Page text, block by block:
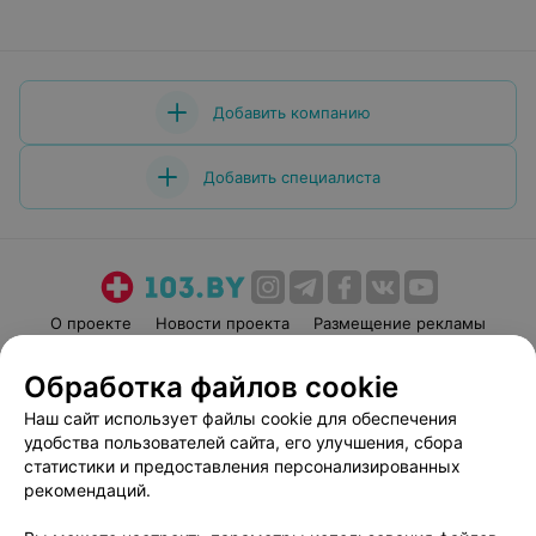
Добавить компанию
Добавить специалиста
О проекте Новости проекта
Размещение рекламы
Пользовательское соглашение
Способы оплаты
Вакансии
Партнеры
Написать руководителю 103.by
Обработка файлов cookie
Наш сайт использует файлы cookie для обеспечения
удобства пользователей сайта, его улучшения, сбора
статистики и предоставления персонализированных
рекомендаций.